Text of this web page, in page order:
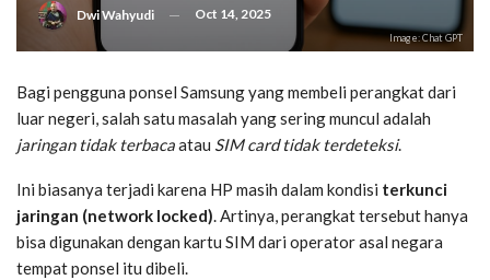
Dwi Wahyudi Oct 14, 2025
Image: Chat GPT
Bagi pengguna ponsel Samsung yang membeli perangkat dari
luar negeri, salah satu masalah yang sering muncul adalah
jaringan tidak terbacaatau SIM card tidak terdeteksi.
Ini biasanya terjadi karena HP masih dalam kondisi terkunci
jaringan (network locked). Artinya, perangkat tersebut hanya
bisa digunakan dengan kartu SIM dari operator asal negara
tempat ponsel itu dibeli.